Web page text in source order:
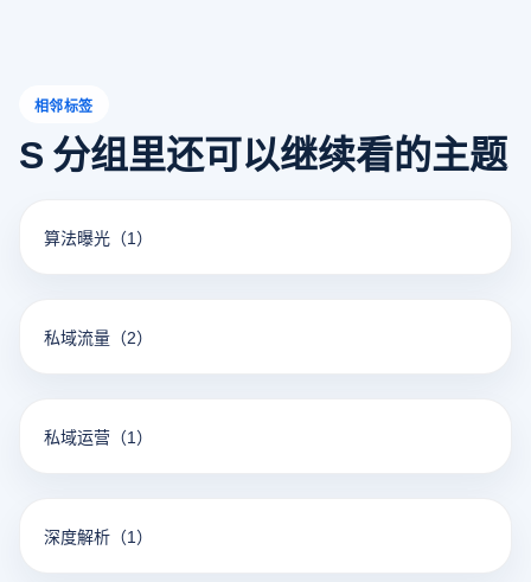
相邻标签
S 分组里还可以继续看的主题
算法曝光 （1）
私域流量 （2）
私域运营 （1）
深度解析 （1）